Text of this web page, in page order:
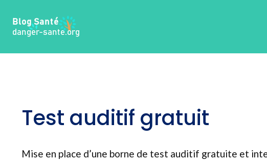
contenu
Test auditif gratuit
Mise en place d’une borne de test auditif gratuite et